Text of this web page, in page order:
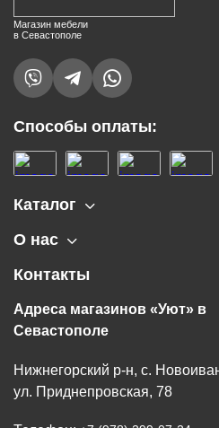
Магазин мебели
в Севастополе
Способы оплаты:
Каталог
О нас
Контакты
Адреса магазинов «Уют» в
Севастополе
Нижнегорский р-н, с.
ул. Приднепровская, 78